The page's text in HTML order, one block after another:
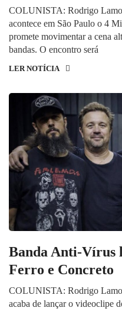
COLUNISTA: Rodrigo
acontece em São Paulo o 4
promete movimentar a cena
bandas. O encontro será
LER NOTÍCIA
Banda Anti-Vírus
Ferro e Concreto
COLUNISTA: Rodrigo
acaba de lançar o videoclipe